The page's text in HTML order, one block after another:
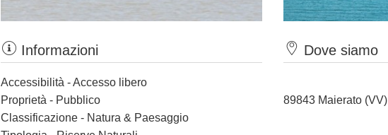
Informazioni
Accessibilità - Accesso libero
Proprietà - Pubblico
Classificazione - Natura & Paesaggio
Dove siamo
89843 Maierato (VV)